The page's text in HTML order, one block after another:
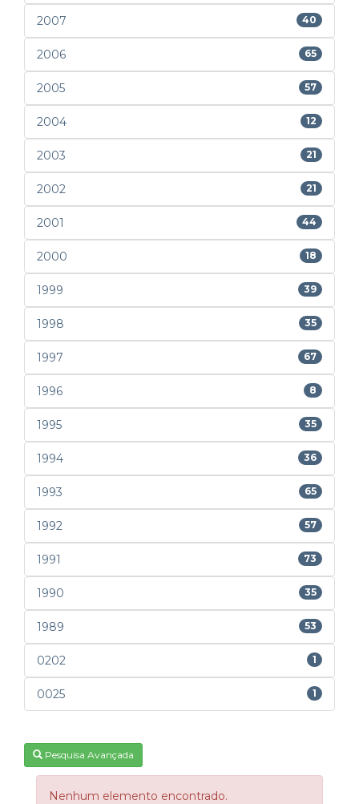
2007 40
2006 65
2005 57
2004 12
2003 21
2002 21
2001 44
2000 18
1999 39
1998 35
1997 67
1996 8
1995 35
1994 36
1993 65
1992 57
1991 73
1990 35
1989 53
0202 1
0025 1
Pesquisa Avançada
Nenhum elemento encontrado.